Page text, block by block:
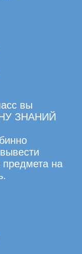
вы
ЗНАНИЙ
на